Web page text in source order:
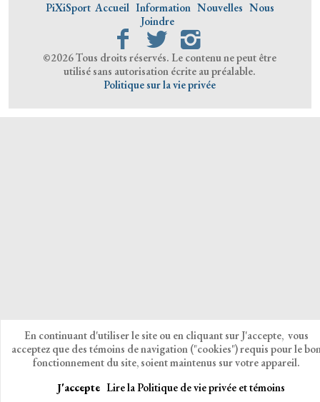
PiXiSport Accueil Information Nouvelles Nous
Joindre
©2026 Tous droits réservés. Le contenu ne peut être
utilisé sans autorisation écrite au préalable.
Politique sur la vie privée
En continuant d'utiliser le site ou en cliquant sur J'accepte, vous
acceptez que des témoins de navigation ("cookies") requis pour le
fonctionnement du site, soient maintenus sur votre appareil.
J'accepte Lire la Politique de vie privée et témoins